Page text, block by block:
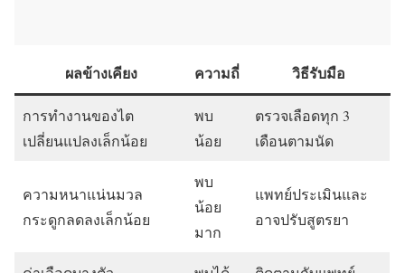
ผลข้างเคียง ความถี่ วิธีรับมือ
การทำงานของไต
เปลี่ยนแปลงเล็กน้อย
พบ
น้อย
ตรวจเลือดทุก 3
เดือนตามนัด
ความหนาแน่นมวล
กระดูกลดลงเล็กน้อย
พบ
น้อย
มาก
แพทย์ประเมินและ
อาจปรับสูตรยา